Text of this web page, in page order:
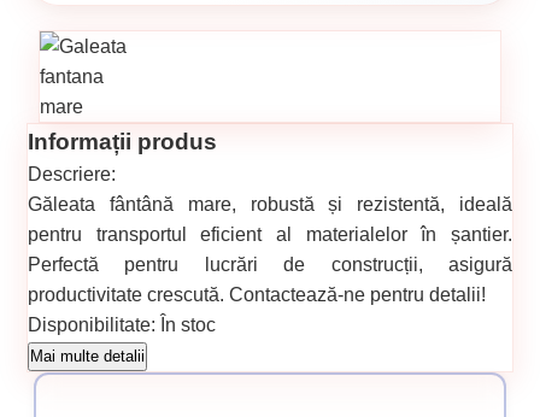
Informații produs
Descriere:
Găleata fântână mare, robustă și rezistentă, ideală
pentru transportul eficient al materialelor în șantier.
Perfectă pentru lucrări de construcții, asigură
productivitate crescută. Contactează-ne pentru detalii!
Disponibilitate: În stoc
Cod produs: 446
Categorii:
Mai multe detalii